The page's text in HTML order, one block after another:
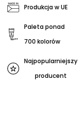
Produkcja w UE
Paleta ponad
700 kolorów
Najpopularniejszy
producent